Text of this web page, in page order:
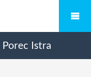
Porec Istra